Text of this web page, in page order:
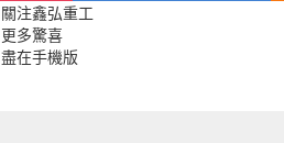
關注鑫弘重工
更多驚喜
盡在手機版